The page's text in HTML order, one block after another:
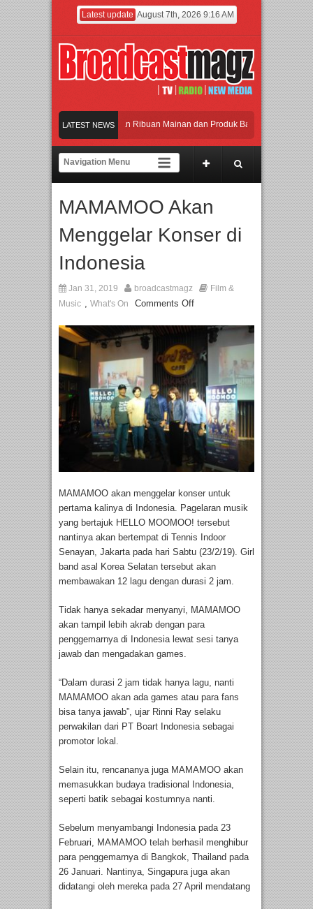
Latest update August 7th, 2026 9:16 AM
LATEST NEWS
Meramaikan Jakarta dengan Ribuan Mainan dan Produk Bayi dari Seluruh
Menjadi Gerbang Inovasi dan Peluang Bisnis Industri Gifts dan Housewares
Rayakan Perpaduan Warisan Dan Semangat Lokal, BIRKENSTOCK INDONESIA
Meramaikan Jakarta dengan Ribuan Mainan dan Produk Bayi dari Seluruh
MAMAMOO Akan
Menggelar Konser di
Indonesia
Jan 31, 2019 broadcastmagz
Film &
Music , What's On Comments Off
MAMAMOO akan menggelar konser untuk
pertama kalinya di Indonesia. Pagelaran musik
yang bertajuk HELLO MOOMOO! tersebut
nantinya akan bertempat di Tennis Indoor
Senayan, Jakarta pada hari Sabtu (23/2/19). Girl
band asal Korea Selatan tersebut akan
membawakan 12 lagu dengan durasi 2 jam.
Tidak hanya sekadar menyanyi, MAMAMOO
akan tampil lebih akrab dengan para
penggemarnya di Indonesia lewat sesi tanya
jawab dan mengadakan games.
“Dalam durasi 2 jam tidak hanya lagu, nanti
MAMAMOO akan ada games atau para fans
bisa tanya jawab”, ujar Rinni Ray selaku
perwakilan dari PT Boart Indonesia sebagai
promotor lokal.
Selain itu, rencananya juga MAMAMOO akan
memasukkan budaya tradisional Indonesia,
seperti batik sebagai kostumnya nanti.
Sebelum menyambangi Indonesia pada 23
Februari, MAMAMOO telah berhasil menghibur
para penggemarnya di Bangkok, Thailand pada
26 Januari. Nantinya, Singapura juga akan
didatangi oleh mereka pada 27 April mendatang